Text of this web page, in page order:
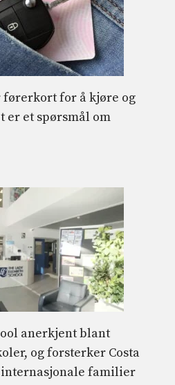
for å kjøre og
er et spørsmål om
anerkjent blant
og forsterker Costa
familier